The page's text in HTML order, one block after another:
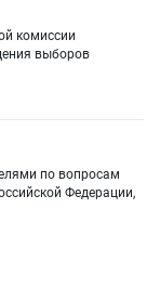
комиссии
выборов
по вопросам
Федерации,